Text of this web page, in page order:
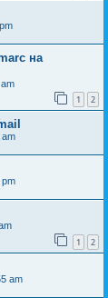
на
1 2
am
pm
1 2
am